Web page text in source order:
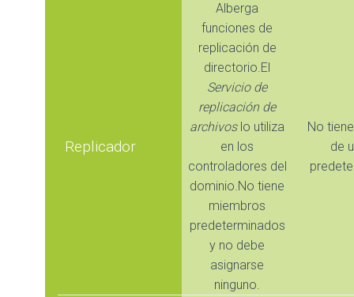
Replicador
Alberga
funciones de
replicación de
directorio.El
Servicio de
replicación de
archivoslo utiliza
en los
controladores del
dominio.No tiene
miembros
predeterminados
y no debe
asignarse
ninguno.
No
de